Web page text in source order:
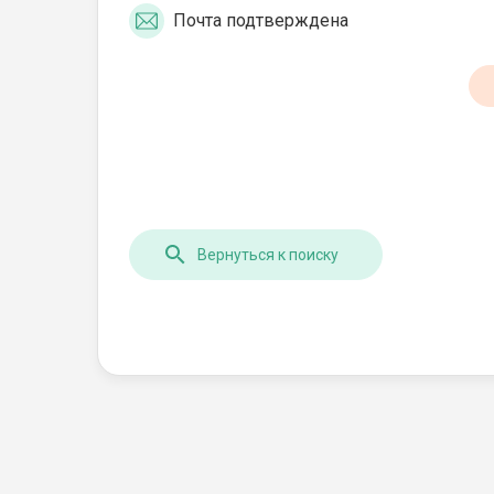
Почта подтверждена
Вернуться к поиску